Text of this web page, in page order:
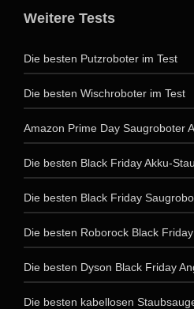
Weitere Tests
Die besten Putzroboter im Test
Die besten Wischroboter im Test
Amazon Prime Day Saugroboter
Die besten Black Friday Akku-
Die besten Black Friday
Die besten Roborock Black
Die besten Dyson Black Friday
Die besten kabellosen